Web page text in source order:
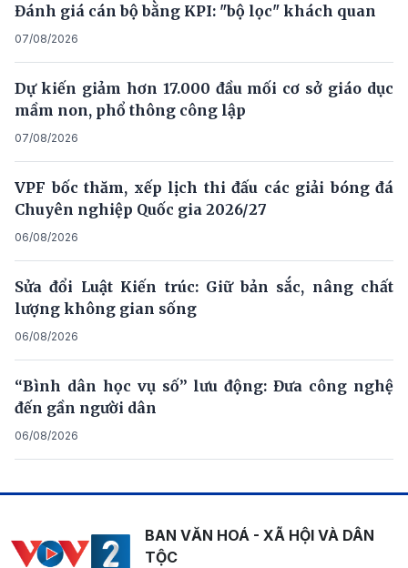
Đánh giá cán bộ bằng KPI: "bộ lọc" khách quan
07/08/2026
Dự kiến giảm hơn 17.000 đầu mối cơ sở giáo dục
mầm non, phổ thông công lập
07/08/2026
VPF bốc thăm, xếp lịch thi đấu các giải bóng đá
Chuyên nghiệp Quốc gia 2026/27
06/08/2026
Sửa đổi Luật Kiến trúc: Giữ bản sắc, nâng chất
lượng không gian sống
06/08/2026
“Bình dân học vụ số” lưu động: Đưa công nghệ
đến gần người dân
06/08/2026
BAN VĂN HOÁ - XÃ HỘI VÀ DÂN
TỘC